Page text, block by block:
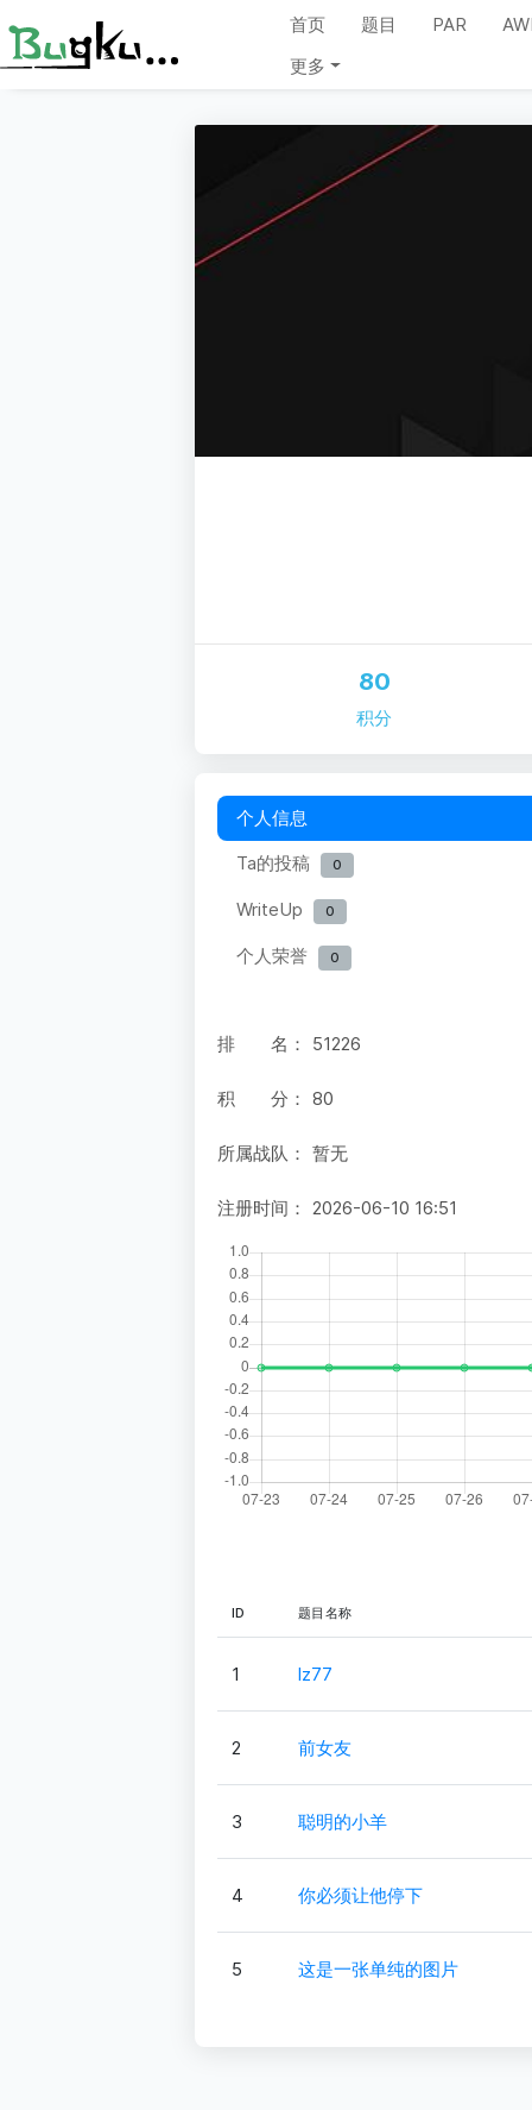
首页 题目 PAR
更多
80
积分
个人信息
Ta的投稿
0
WriteUp 0
个人荣誉 0
排 名： 51226
积 分： 80
所属战队： 暂无
注册时间： 2026-06-10 16:51
ID 题目名称
1 lz77
2 前女友
3 聪明的小羊
4 你必须让他停下
5 这是一张单纯的图片